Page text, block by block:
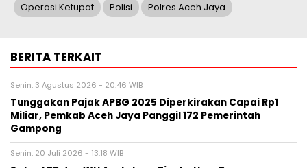
Operasi Ketupat Polisi Polres Aceh Jaya
BERITA TERKAIT
Senin, 3 Agustus 2026 - 20:46 WIB
Tunggakan Pajak APBG 2025 Diperkirakan Capai Rp1
Miliar, Pemkab Aceh Jaya Panggil 172 Pemerintah
Gampong
Senin, 20 Juli 2026 - 13:18 WIB